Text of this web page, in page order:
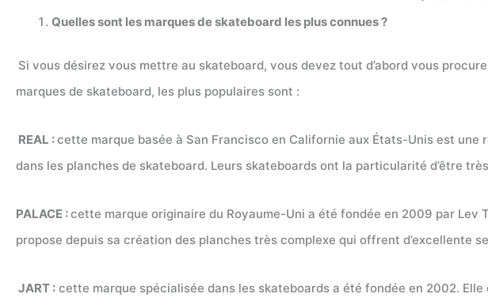
Quelles sont les marques de skateboard les plus connues ?
Si vous désirez vous mettre au skateboard, vous devez tout d’abord vous
marques de skateboard, les plus populaires sont :
REAL :cette marque basée à San Francisco en Californie aux États-Unis est
dans les planches de skateboard. Leurs skateboards ont la particularité d’être
PALACE :cette marque originaire du Royaume-Uni a été fondée en 2009 par
propose depuis sa création des planches très complexe qui offrent d’excellente
JART : cette marque spécialisée dans les skateboards a été fondée en 2002.